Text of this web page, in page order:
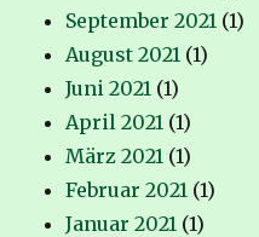
September 2021 (1)
August 2021 (1)
Juni 2021 (1)
April 2021 (1)
März 2021 (1)
Februar 2021 (1)
Januar 2021 (1)